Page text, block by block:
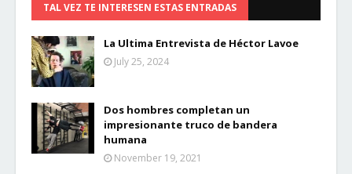
TAL VEZ TE INTERESEN ESTAS ENTRADAS
La Ultima Entrevista de Héctor Lavoe
July 25, 2024
Dos hombres completan un
impresionante truco de bandera
humana
November 19, 2021